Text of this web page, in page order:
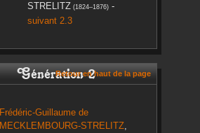
STRELITZ(1824–1876)-
suivant 2.3
Génération 2Retour en haut de la page
Frédéric-Guillaumede
MECKLEMBOURG-STRELITZ,